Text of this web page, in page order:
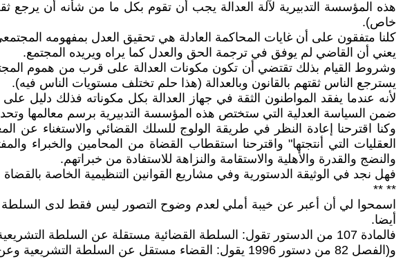
هذه المؤسسة التدبيرية لآلة العدالة يجب أن تقوم بكل ما من شأنه أن
خاص).
كلنا متفقون على أن غايات المحاكمة العادلة هي تحقيق العدل بمفهومه
يعني أن القاضي لم يوفق في ترجمة الحق والعدل كما يراه ويريده المجتمع.
وشروط القيام بذلك تقتضي أن تكون مكونات العدالة على قرب من هموم
يسترجع الناس ثقتهم بالقانون وبالعدالة (هذا حلم تختلف مستويات الناس فيه).
لأنه عندما يفقد المواطنون الثقة في جهاز العدالة بكل مكوناته فذلك دليل
ضمن السياسة العدلية التي ستختص هذه المؤسسة التدبيرية برسم معالمها
وكنا اقترحنا إعادة النظر في طريقة الولوج للسلك القضائي والاستغناء عن
العقليات التي أنتجتها" واقترحنا استقطاب القضاة من المحامين والخبراء
والنضج والقدرة والأهلية والاستقامة والنزاهة للاستفادة من خبراتهم.
فهل نجد في الوثيقة الدستورية وفي مشاريع القوانين التنظيمية الخاصة
** **
اسمحوا لي أن أعبر عن خيبة أملي لعدم وضوح التصور ليس فقط لدى السلطة
أيضا.
فالمادة 107 من الدستور تقول: السلطة القضائية مستقلة عن السلطة التشريعية وعن السلطة التنفيذية. الملك هو الضامن لاستقلال السلطة القضائية.
و(الفصل 82 من دستور 1996 يقول: القضاء مستقل عن السلطة التشريعية وعن السلطة التنفيذية). الجديد إذن هو التسمية فقط